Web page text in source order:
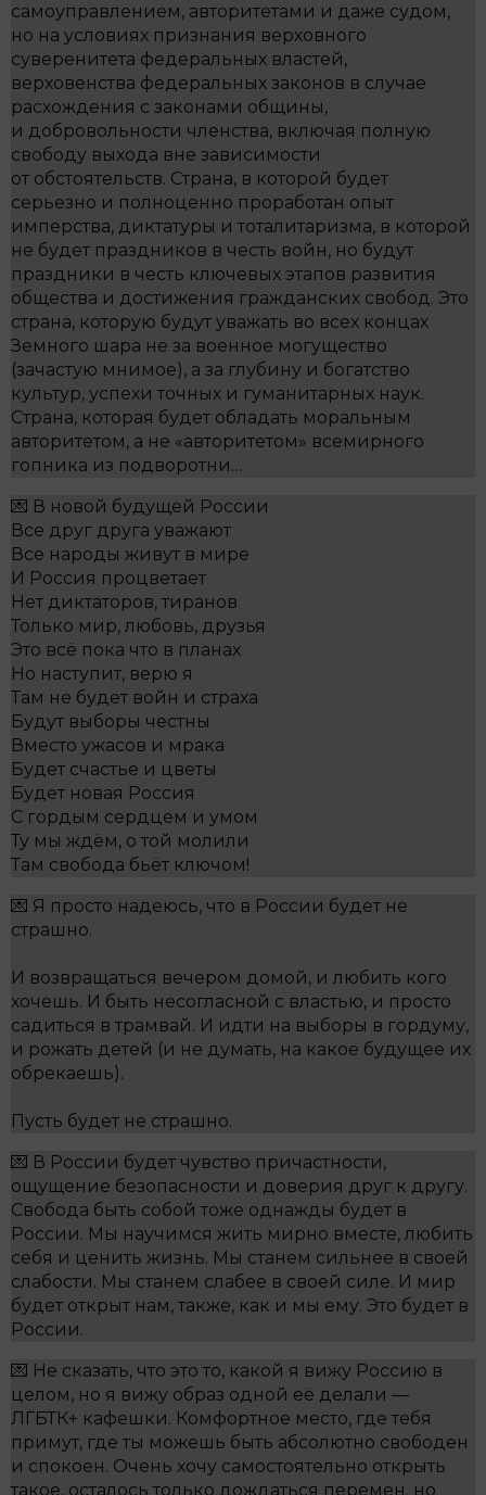
самоуправлением, авторитетами и даже судом,
но на условиях признания верховного
суверенитета федеральных властей,
верховенства федеральных законов в случае
расхождения с законами общины,
и добровольности членства, включая полную
свободу выхода вне зависимости
от обстоятельств. Страна, в которой будет
серьезно и полноценно проработан опыт
имперства, диктатуры и тоталитаризма, в которой
не будет праздников в честь войн, но будут
праздники в честь ключевых этапов развития
общества и достижения гражданских свобод. Это
страна, которую будут уважать во всех концах
Земного шара не за военное могущество
(зачастую мнимое), а за глубину и богатство
культур, успехи точных и гуманитарных наук.
Страна, которая будет обладать моральным
авторитетом, а не «авторитетом» всемирного
гопника из подворотни…
💌 В новой будущей России
Все друг друга уважают
Все народы живут в мире
И Россия процветает
Нет диктаторов, тиранов
Только мир, любовь, друзья
Это всё пока что в планах
Но наступит, верю я
Там не будет войн и страха
Будут выборы честны
Вместо ужасов и мрака
Будет счастье и цветы
Будет новая Россия
С гордым сердцем и умом
Ту мы ждём, о той молили
Там свобода бьёт ключом!
💌 Я просто надеюсь, что в России будет не
страшно.
И возвращаться вечером домой, и любить кого
хочешь. И быть несогласной с властью, и просто
садиться в трамвай. И идти на выборы в гордуму,
и рожать детей (и не думать, на какое будущее их
обрекаешь).
Пусть будет не страшно.
💌 В России будет чувство причастности,
ощущение безопасности и доверия друг к другу.
Свобода быть собой тоже однажды будет в
России. Мы научимся жить мирно вместе, любить
себя и ценить жизнь. Мы станем сильнее в своей
слабости. Мы станем слабее в своей силе. И мир
будет открыт нам, также, как и мы ему. Это будет в
России.
💌 Не сказать, что это то, какой я вижу Россию в
целом, но я вижу образ одной её делали —
ЛГБТК+ кафешки. Комфортное место, где тебя
примут, где ты можешь быть абсолютно свободен
и спокоен. Очень хочу самостоятельно открыть
такое, осталось только дождаться перемен, но